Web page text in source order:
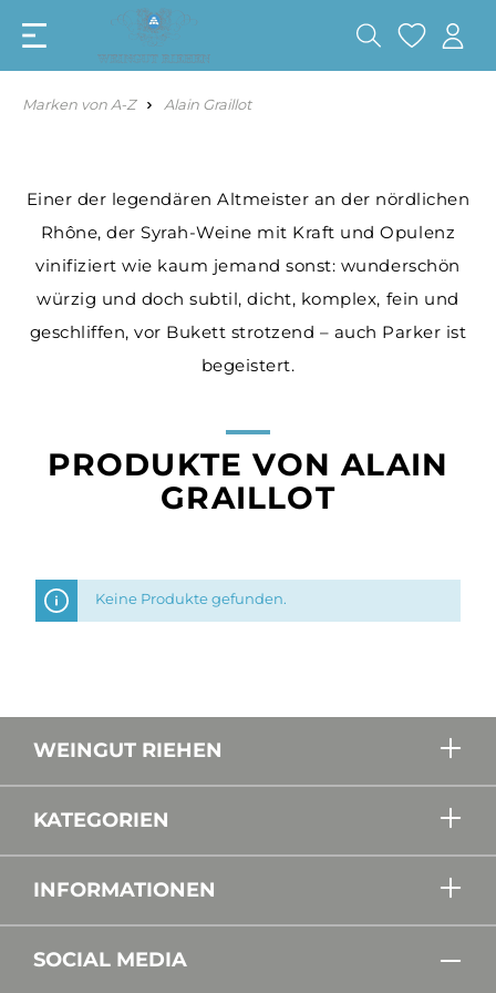
Marken von A-Z Alain Graillot
Einer der legendären Altmeister an der nördlichen
Rhône, der Syrah-Weine mit Kraft und Opulenz
vinifiziert wie kaum jemand sonst: wunderschön
würzig und doch subtil, dicht, komplex, fein und
geschliffen, vor Bukett strotzend – auch Parker ist
begeistert.
PRODUKTE VON ALAIN
GRAILLOT
Keine Produkte gefunden.
WEINGUT RIEHEN
KATEGORIEN
INFORMATIONEN
SOCIAL MEDIA